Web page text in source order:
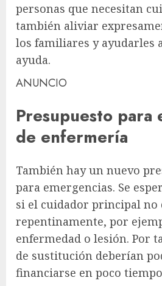
personas que necesitan
también aliviar
los familiares y ayudarles
ayuda.
ANUNCIO
Presupuesto para
de enfermería
También hay un nuevo
para emergencias. Se
si el cuidador principal no
repentinamente, por
enfermedad o lesión. Por
de sustitución deberían
financiarse en poco